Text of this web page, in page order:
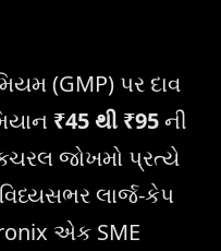
(GMP) પર દાવ
₹45 થી ₹95ની
જોખમો પ્રત્યે
લાર્જ-કેપ
એક SME